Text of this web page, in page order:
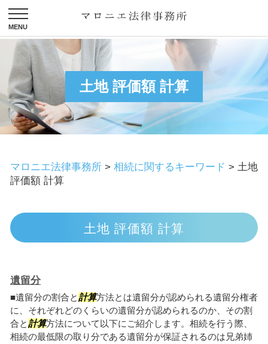
土地 評価額 計算
マロニエ法律事務所 > 相続に関するキーワード > 土地
評価額 計算
土地 評価額 計算
遺留分
■遺留分の割合と計算方法とは遺留分が認められる遺留分権者
に、それぞれどのくらいの遺留分が認められるのか、その割
合と計算方法について以下にご紹介します。相続を行う際、
相続の最低限の取り分である遺留分が保証されるのは兄弟姉